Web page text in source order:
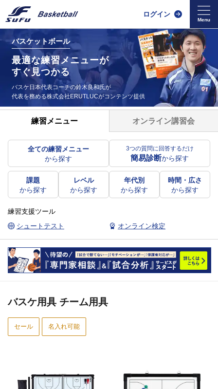
ログイン
バスケットボール
最適な練習メニューが
すぐ見つかる
バスケ日本代表コーチの鈴木良和氏が
代表を務める株式会社ERUTLUCがコンテンツ提供
練習メニュー オンライン講習会
全ての練習メニュー
から探す
3つの質問に回答するだけ
簡易診断から探す
課題
から探す
レベル
から探す
年代別
から探す
時間・広さ
から探す
練習支援ツール
シュートテスト
オンライン検定
バスケ用具 チーム用具
セール 名入れ可能